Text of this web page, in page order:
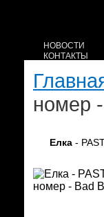
НОВОСТИ
КОНТАКТЫ
номер
Елка -